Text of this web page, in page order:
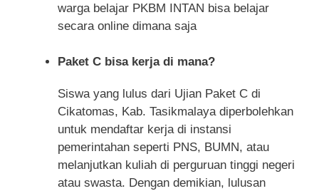
warga belajar PKBM INTAN bisa belajar
secara online dimana saja
Paket C bisa kerja di mana?
Siswa yang lulus dari Ujian Paket C di
Cikatomas, Kab. Tasikmalaya diperbolehkan
untuk mendaftar kerja di instansi
pemerintahan seperti PNS, BUMN, atau
melanjutkan kuliah di perguruan tinggi negeri
atau swasta. Dengan demikian, lulusan